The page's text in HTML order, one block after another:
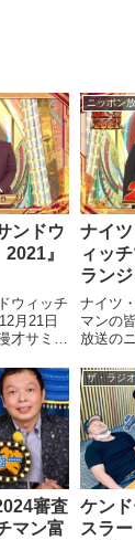
ンドウ
』
ウィッチ
月21日
才サミッ
を振り返
それぞれ
ました。
ニッポン
ナイ
ィッ
ラン
ナイツ
マンの
放送の
で、M-
り。ラ
て、そ
ていま
審査
マン富
ザ・ラジ
ケン
スラ